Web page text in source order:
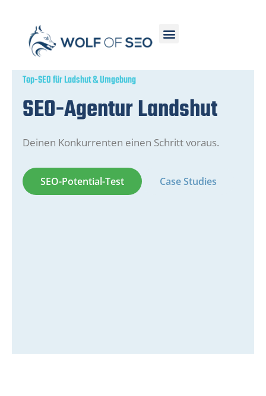
Top-SEO für Ladshut & Umgebung
SEO-Agentur Landshut
Deinen Konkurrenten einen Schritt voraus.
SEO-Potential-Test Case Studies